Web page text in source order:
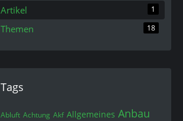
Artikel 1
Themen 18
Tags
Abluft Achtung Akf Allgemeines Anbau